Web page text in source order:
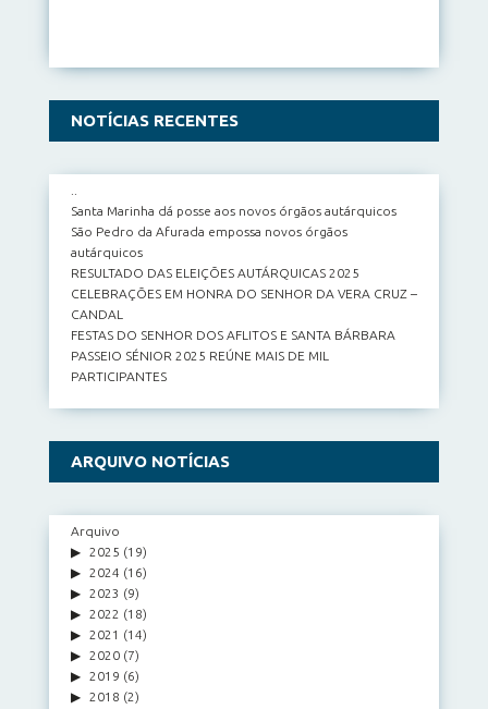
NOTÍCIAS RECENTES
Santa Marinha dá posse aos novos órgãos autárquicos
São Pedro da Afurada empossa novos órgãos
autárquicos
RESULTADO DAS ELEIÇÕES AUTÁRQUICAS 2025
CELEBRAÇÕES EM HONRA DO SENHOR DA VERA CRUZ –
CANDAL
FESTAS DO SENHOR DOS AFLITOS E SANTA BÁRBARA
PASSEIO SÉNIOR 2025 REÚNE MAIS DE MIL
PARTICIPANTES
ARQUIVO NOTÍCIAS
Arquivo
2025 (19)
2024 (16)
2023 (9)
2022 (18)
2021 (14)
2020(7)
2019 (6)
2018 (2)